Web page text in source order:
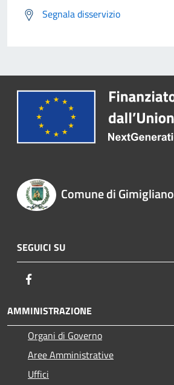
Segnala disservizio
Comune di Gimigliano
SEGUICI SU
AMMINISTRAZIONE
Organi di Governo
Aree Amministrative
Uffici